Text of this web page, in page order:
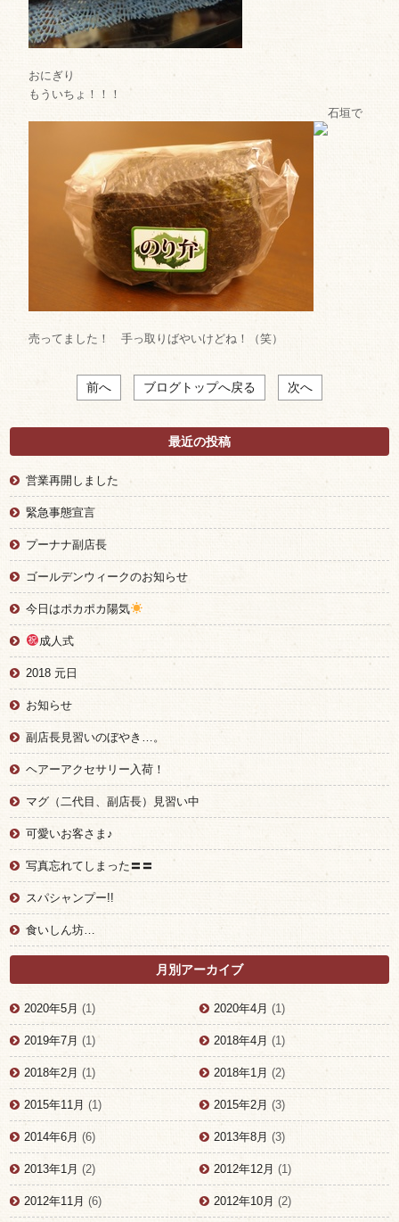
おにぎり
もういちょ！！！
石垣で
売ってました！ 手っ取りばやいけどね！（笑）
前へ ブログトップへ戻る 次へ
最近の投稿
営業再開しました
緊急事態宣言
プーナナ副店長
ゴールデンウィークのお知らせ
今日はポカポカ陽気
成人式
2018 元日
お知らせ
副店長見習いのぼやき…。
ヘアーアクセサリー入荷！
マグ（二代目、副店長）見習い中
可愛いお客さま♪
写真忘れてしまった〓〓
スパシャンプー!!
食いしん坊…
月別アーカイブ
2020年5月 (1) 2020年4月 (1)
2019年7月 (1) 2018年4月 (1)
2018年2月 (1) 2018年1月 (2)
2015年11月 (1) 2015年2月 (3)
2014年6月 (6) 2013年8月 (3)
2013年1月 (2) 2012年12月 (1)
2012年11月 (6) 2012年10月 (2)